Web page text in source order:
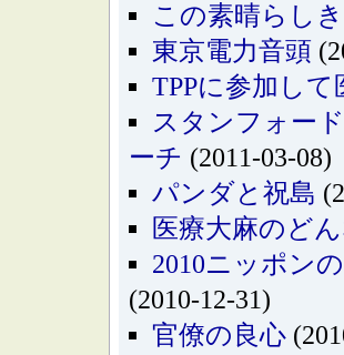
この素晴らし
東京電力音頭
TPPに参加し
スタンフォー
ーチ (2011-03-08)
パンダと祝島
医療大麻のど
2010ニッポン
(2010-12-31)
官僚の良心